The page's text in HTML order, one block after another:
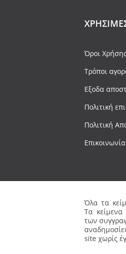
Όροι
Τρόποι
Εξοδα
Πολιτική
Πολιτική
Επικοινωνία
Όλα τα
Τα
των
site χωρίς